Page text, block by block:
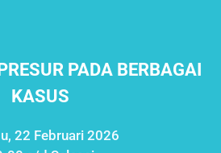
PADA BERBAGAI
KASUS
22 Februari 2026